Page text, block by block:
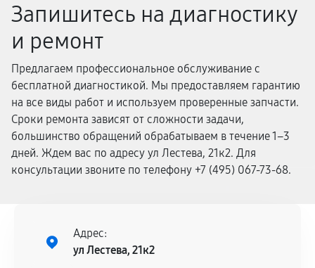
Запишитесь на диагностику
и ремонт
Предлагаем профессиональное обслуживание с
бесплатной диагностикой. Мы предоставляем гарантию
на все виды работ и используем проверенные запчасти.
Сроки ремонта зависят от сложности задачи,
большинство обращений обрабатываем в течение 1–3
дней. Ждем вас по адресу ул Лестева, 21к2. Для
консультации звоните по телефону +7 (495) 067-73-68.
Адрес:
ул Лестева, 21к2